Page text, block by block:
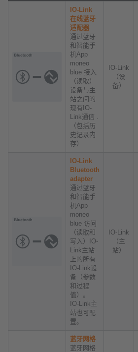
IO-Link
在线蓝牙
适配器
通过蓝牙
和智能手
机App
moneo
blue 接入
（读取）
设备与主
站之间的
现有IO-
Link通信 .
（包括历
史记录内
存）
IO-Link
（设
备）
IO-Link
Bluetooth
adapter
通过蓝牙
和智能手
机App
moneo
blue 访问
（读取和
写入）IO-
Link主站
上的所有
IO-Link设
备（参数
和过程
值）。
IO-Link主
站也可配
置。
IO-Link
（主
站）
蓝牙网格
蓝牙网格